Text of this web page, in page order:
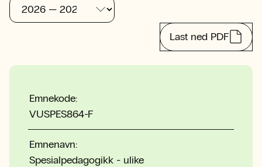
Last ned PDF
Emnekode:
VUSPES864-F
Emnenavn:
Spesialpedagogikk - ulike